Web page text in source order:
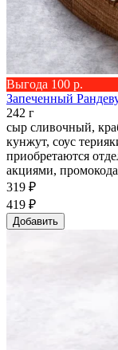
Выгода 100 р.
Запеченный
242 г
сыр сливочный,
кунжут, соус
приобретаются
акциями,
319 ₽
419 ₽
Добавить